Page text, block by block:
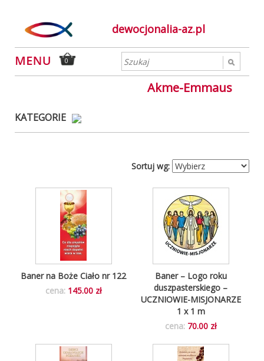
dewocjonalia-az.pl
0
Akme-Emmaus
KATEGORIE
Sortuj wg:
Baner – Logo roku
duszpasterskiego –
UCZNIOWIE-MISJONARZE
1 x 1 m
cena: 70.00 zł
Baner na Boże Ciało nr 122
cena: 145.00 zł